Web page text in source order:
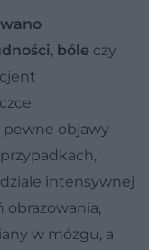
, bóle czy
pewne objawy
intensywnej
w mózgu, a